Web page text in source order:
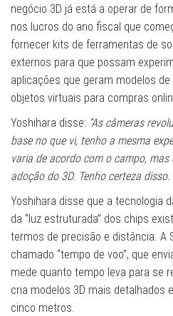
negócio 3D já está a operar de
nos lucros do ano fiscal que
fornecer kits de ferramentas de
externos para que possam
aplicações que geram modelos
objetos virtuais para compras
Yoshihara disse: “As câmeras
base no que vi, tenho a mesma
varia de acordo com o campo,
adoção do 3D. Tenho certeza disso.
Yoshihara disse que a tecnologia
da “luz estruturada” dos chips
termos de precisão e distância. A
chamado “tempo de voo”, que
mede quanto tempo leva para se
cria modelos 3D mais detalhados
cinco metros.